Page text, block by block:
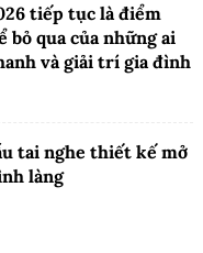
tiếp tục là điểm
bỏ qua của những ai
và giải trí gia đình
tai nghe thiết kế mở
làng